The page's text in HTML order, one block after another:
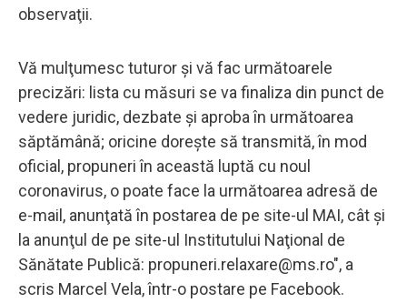
observaţii.
Vă mulţumesc tuturor şi vă fac următoarele
precizări: lista cu măsuri se va finaliza din punct de
vedere juridic, dezbate şi aproba în următoarea
săptămână; oricine doreşte să transmită, în mod
oficial, propuneri în această luptă cu noul
coronavirus, o poate face la următoarea adresă de
e-mail, anunţată în postarea de pe site-ul MAI, cât şi
la anunţul de pe site-ul Institutului Naţional de
Sănătate Publică: propuneri.relaxare@ms.ro", a
scris Marcel Vela, într-o postare pe Facebook.